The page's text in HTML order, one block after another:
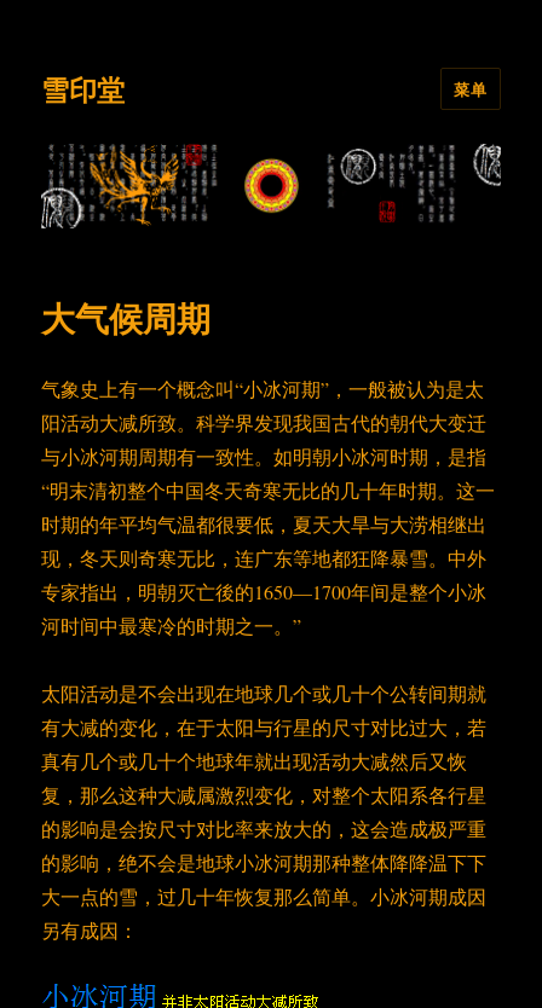
雪印堂 菜单
大气候周期
气象史上有一个概念叫“小冰河期”，一般被认为是太
阳活动大减所致。科学界发现我国古代的朝代大变迁
与小冰河期周期有一致性。如明朝小冰河时期，是指
“明末清初整个中国冬天奇寒无比的几十年时期。这一
时期的年平均气温都很要低，夏天大旱与大涝相继出
现，冬天则奇寒无比，连广东等地都狂降暴雪。中外
专家指出，明朝灭亡後的1650—1700年间是整个小冰
河时间中最寒冷的时期之一。”
太阳活动是不会出现在地球几个或几十个公转间期就
有大减的变化，在于太阳与行星的尺寸对比过大，若
真有几个或几十个地球年就出现活动大减然后又恢
复，那么这种大减属激烈变化，对整个太阳系各行星
的影响是会按尺寸对比率来放大的，这会造成极严重
的影响，绝不会是地球小冰河期那种整体降降温下下
大一点的雪，过几十年恢复那么简单。小冰河期成因
另有成因：